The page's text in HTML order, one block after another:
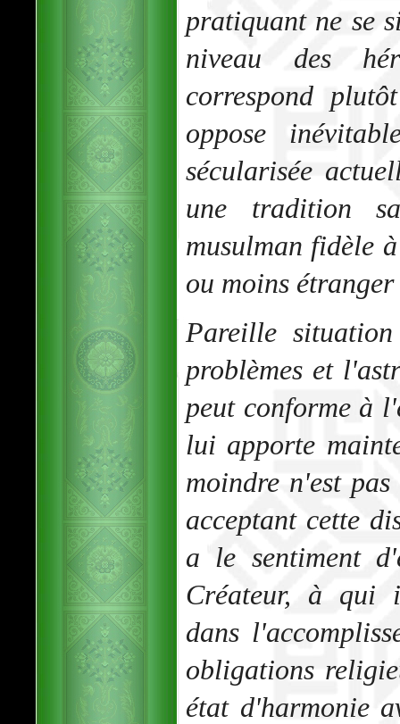
pratiquant ne se
niveau des
correspond
oppose
sécularisée
une tradition
musulman fidèle
ou moins
Pareille
problèmes et
peut conforme à
lui apporte
moindre n'est
acceptant cette
a le sentiment
Créateur, à qui
dans
obligations
état d'harmonie